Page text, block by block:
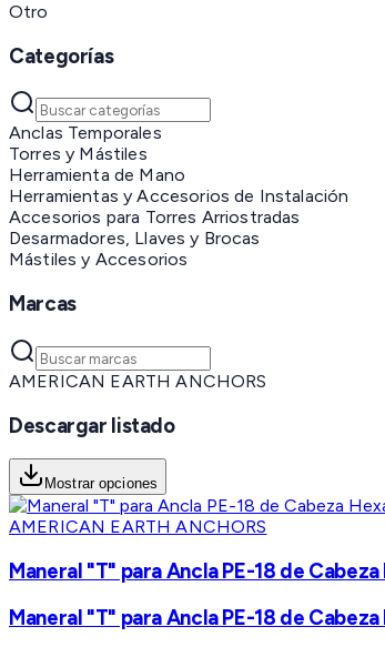
Otro
Categorías
Anclas Temporales
Torres y Mástiles
Herramienta de Mano
Herramientas y Accesorios de Instalación
Accesorios para Torres Arriostradas
Desarmadores, Llaves y Brocas
Mástiles y Accesorios
Marcas
AMERICAN EARTH ANCHORS
Descargar listado
Mostrar opciones
AMERICAN EARTH ANCHORS
Maneral "T" para Ancla PE-18 de
Maneral "T" para Ancla PE-18 de